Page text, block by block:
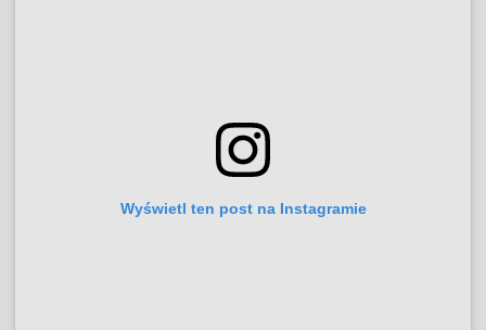
Wyświetl ten post na Instagramie